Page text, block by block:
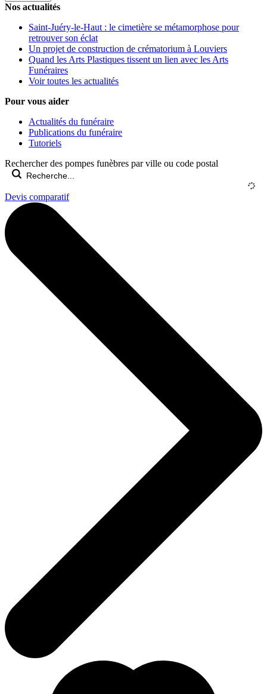
Nos actualités
Saint-Juéry-le-Haut : le cimetière se métamorphose pour
retrouver son éclat
Un projet de construction de crématorium à Louviers
Quand les Arts Plastiques tissent un lien avec les Arts
Funéraires
Voir toutes les actualités
Pour vous aider
Actualités du funéraire
Publications du funéraire
Tutoriels
Rechercher des pompes funèbres par ville ou code postal
Devis comparatif